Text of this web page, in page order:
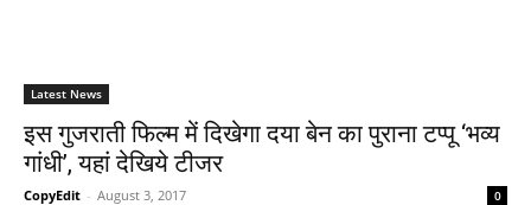
Latest News
इस गुजराती फिल्‍म में दिखेगा दया बेन का पुराना टप्‍पू ‘भव्‍य
गांधी’, यहां देखिये टीजर
CopyEdit - August 3, 2017 0